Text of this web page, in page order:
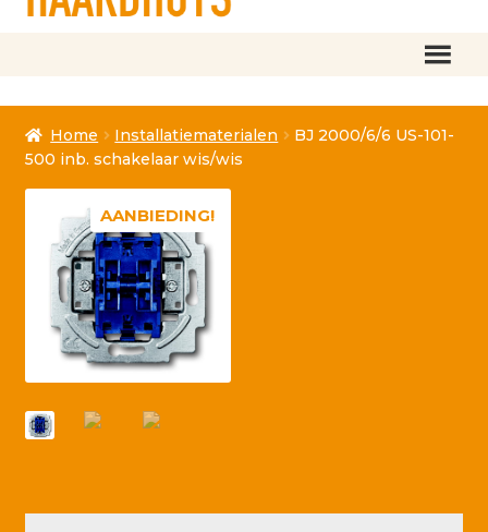
Afrekenen
Algemene voorwaarden
Betaling geannuleerd
Betaling voltooid
Blog
Contact
Home Installatiematerialen
BJ 2000/6/6 US-101-
500 inb. schakelaar wis/wis
AANBIEDING!